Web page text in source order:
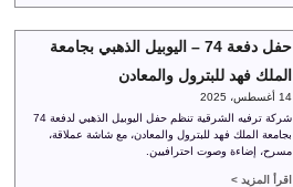
حفل دفعة 74 – اليوبيل الذهبي بجامعة
الملك فهد للبترول والمعادن
14 أغسطس، 2025
شركة ترفيه الشرقية تنظم حفل اليوبيل الذهبي لدفعة 74
بجامعة الملك فهد للبترول والمعادن، مع شاشة عملاقة،
مسرح، إضاءة وصوت احترافيين.
اقرأ المزيد >